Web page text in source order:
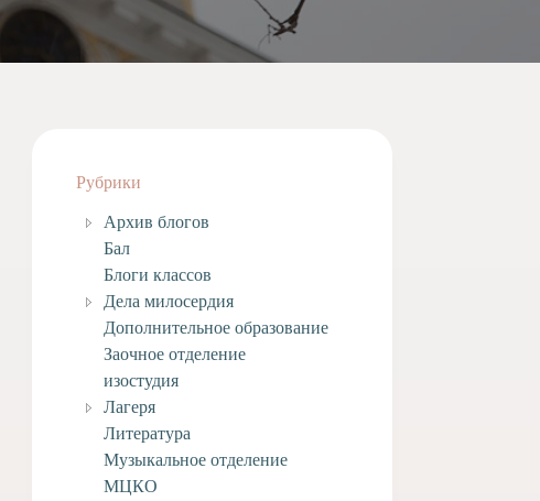
Рубрики
Архив блогов
Бал
Блоги классов
Дела милосердия
Дополнительное образование
Заочное отделение
изостудия
Лагеря
Литература
Музыкальное отделение
МЦКО